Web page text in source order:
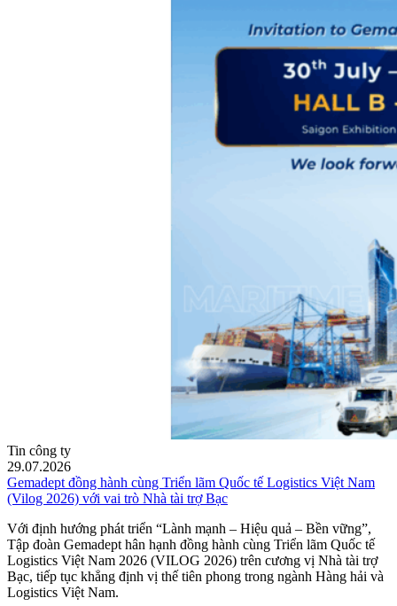
Tin công ty
29.07.2026
Gemadept đồng hành cùng Triển lãm Quốc tế Logistics Việt Nam
(Vilog 2026) với vai trò Nhà tài trợ Bạc
Với định hướng phát triển “Lành mạnh – Hiệu quả – Bền vững”,
Tập đoàn Gemadept hân hạnh đồng hành cùng Triển lãm Quốc tế
Logistics Việt Nam 2026 (VILOG 2026) trên cương vị Nhà tài trợ
Bạc, tiếp tục khẳng định vị thế tiên phong trong ngành Hàng hải và
Logistics Việt Nam.